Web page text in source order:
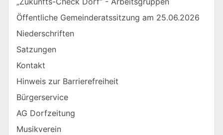
Öffentliche Gemeinderatssitzung am 25.06.2026
Niederschriften
Satzungen
Kontakt
Hinweis zur Barrierefreiheit
Bürgerservice
AG Dorfzeitung
Musikverein